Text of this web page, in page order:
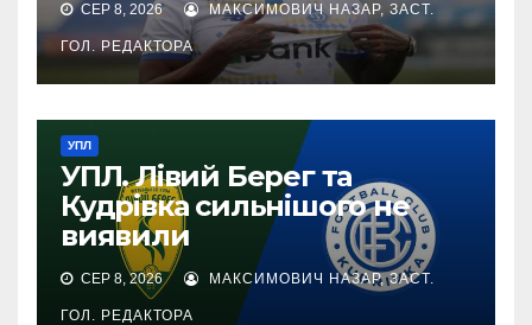
СЕР 8, 2026 МАКСИМОВИЧ НАЗАР, ЗАСТ.
ГОЛ. РЕДАКТОРА
УПЛ
УПЛ. Лівий Берег та
Кудрівка сильнішого не
виявили
СЕР 8, 2026 МАКСИМОВИЧ НАЗАР, ЗАСТ.
ГОЛ. РЕДАКТОРА